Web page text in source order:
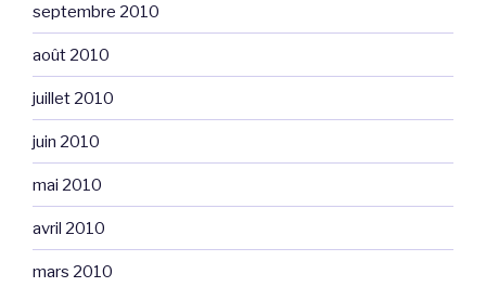
septembre 2010
août 2010
juillet 2010
juin 2010
mai 2010
avril 2010
mars 2010